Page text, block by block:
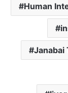
Human
Janabai